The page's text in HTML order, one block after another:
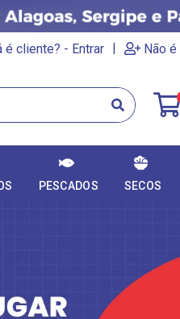
é cliente? - Entrar | Não
PESCADOS SECOS